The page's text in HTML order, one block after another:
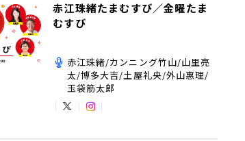
赤江珠緒たまむすび／金曜たま
むすび
赤江珠緒/カンニング竹山/山里亮
太/博多大吉/土屋礼央/外山惠理/
玉袋筋太郎